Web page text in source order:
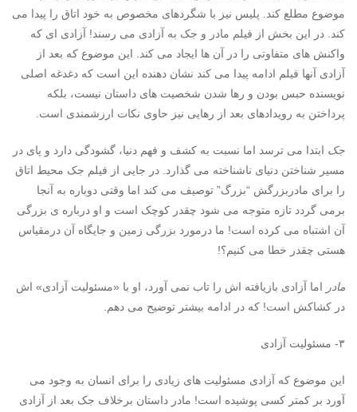
موضوع مطلع کند. پلیس نیز با شگردهای مخصوص به خود اتاق را پیدا می
کند. در این بخش از فیلم مادر و جک به آزادی می رسند! آزادی ای که
واکنش های متفاوتی را در آن ها ایجاد می کند. این موضوع که بعد از
آزادی آنها فیلم ادامه پیدا می کند نشان دهنده این است که دغدغه اصلی
نویسنده حبس بودن و رها شدن شخصیت های داستان نیست، بلکه
پرداختن به رویدادهای بعد از رهایی نیز حاوی نکات ارزشمندی است.
جک ابتدا می ترسد اما نسبت به کشف و فهم دنیا، گشودگی دارد و پای در
مسیر شناختن دنیای ناشناخته می گذارد. در جایی از فیلم جک محیط اتاق
را برای مادربزرگش “بزرگ” توصیف می کند اما وقتی دوباره به آنجا
برمی گردد تازه متوجه می شود چقدر کوچک است و او درباره ی بزرگی
آن اشتباه می کرده است! ما درمورد بزرگی زمین و جایگاه آن درمقیاس
هستی چقدر خطا می کنیم؟!
مادر اما آزادی بازیافته اش را تاب نمی آورد، او با «مسئولیت آزادی» اش
در کشاکش است! که در ادامه بیشتر توضیح می دهم.
۳- مسئولیت آزادی
این موضوع که آزادی مسئولیت های زیادی را برای انسان به وجود می
آورد بر کمتر کسی پوشیده است! مادر داستان برخلاف جک بعد از آزادی